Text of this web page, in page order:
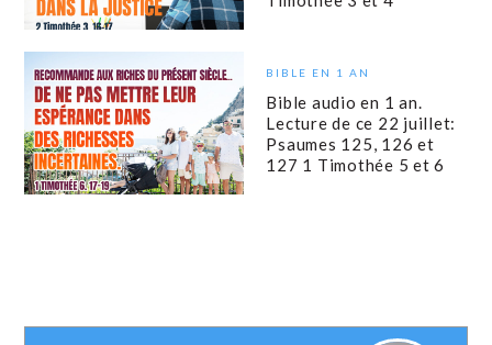
BIBLE EN 1 AN
Bible audio en 1 an.
Lecture de ce 22 juillet:
Psaumes 125, 126 et
127 1 Timothée 5 et 6